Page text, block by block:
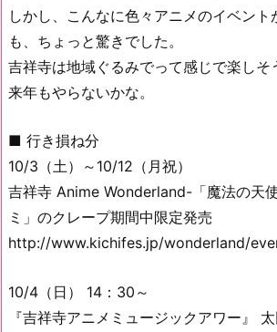
しかし、こんなに色々アニメのイベント
も、ちょっと驚きでした。
吉祥寺は地域ぐるみでって感じで楽しそ
来年もやらないかな。
■ 行き損ね分
10/3（土）～10/12（月祝）
吉祥寺 Anime Wonderland-「魔法の天
ミ」のクレープ期間中限定発売
http://www.kichifes.jp/wonderland/
10/4（日） 14：30～
『吉祥寺アニメミュージックアワー』